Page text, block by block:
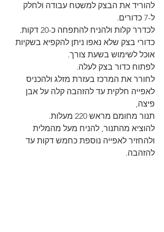
להוריד את הבצק למשטח עבודה ולחלק
ל-7 כדורים.
לכדרר קלות ולהניח להתפחה כ-20 דקות.
כדורי בצק שלא נאפו ניתן להקפיא בשקיות
אוכל לשימוש בשעת צורך.
לפתוח כדור בצק לעלה.
לחורר את המרכז בעזרת מזלג ולהכניס
לאפייה חלקית עד להזהבה קלה על אבן
פיצה,
תנור מחומם מראש 220 מעלות.
להוציא מהתנור, להניח מעל מהמלית
ולהחזיר לאפייה נוספת כחמש דקות עד
להזהבה.